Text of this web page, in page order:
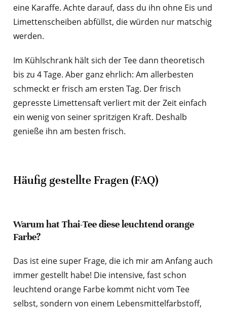
eine Karaffe. Achte darauf, dass du ihn ohne Eis und
Limettenscheiben abfüllst, die würden nur matschig
werden.
Im Kühlschrank hält sich der Tee dann theoretisch
bis zu 4 Tage. Aber ganz ehrlich: Am allerbesten
schmeckt er frisch am ersten Tag. Der frisch
gepresste Limettensaft verliert mit der Zeit einfach
ein wenig von seiner spritzigen Kraft. Deshalb
genieße ihn am besten frisch.
Häufig gestellte Fragen (FAQ)
Warum hat Thai-Tee diese leuchtend orange
Farbe?
Das ist eine super Frage, die ich mir am Anfang auch
immer gestellt habe! Die intensive, fast schon
leuchtend orange Farbe kommt nicht vom Tee
selbst, sondern von einem Lebensmittelfarbstoff,